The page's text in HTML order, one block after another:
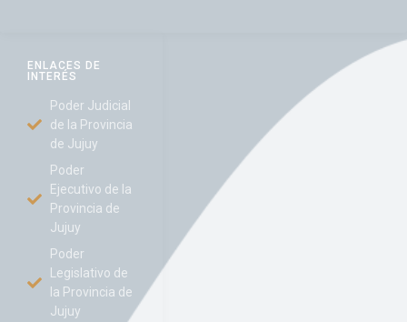
ENLACES DE
INTERÉS
Poder Judicial
de la Provincia
de Jujuy
Poder
Ejecutivo de la
Provincia de
Jujuy
Poder
Legislativo de
la Provincia de
Jujuy